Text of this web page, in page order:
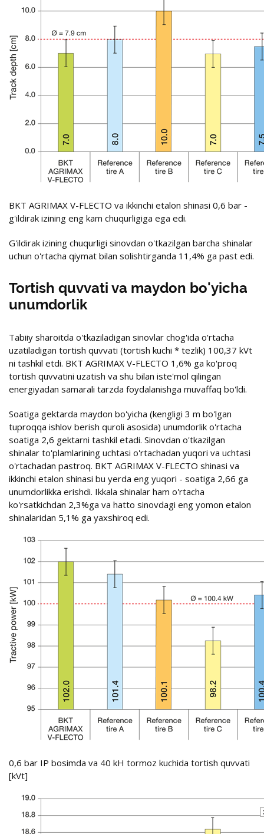
BKT AGRIMAX V-FLECTO va ikkinchi etalon shinasi 0,6 bar -
g'ildirak izining eng kam chuqurligiga ega edi.
G'ildirak izining chuqurligi sinovdan o'tkazilgan barcha shinalar
uchun o'rtacha qiymat bilan solishtirganda 11,4% ga past edi.
Tortish quvvati va maydon bo'yicha
unumdorlik
Tabiiy sharoitda o'tkaziladigan sinovlar chog'ida o'rtacha
uzatiladigan tortish quvvati (tortish kuchi * tezlik) 100,37 kVt
ni tashkil etdi. BKT AGRIMAX V-FLECTO 1,6% ga ko'proq
tortish quvvatini uzatish va shu bilan iste'mol qilingan
energiyadan samarali tarzda foydalanishga muvaffaq bo'ldi.
Soatiga gektarda maydon bo'yicha (kengligi 3 m bo'lgan
tuproqqa ishlov berish quroli asosida) unumdorlik o'rtacha
soatiga 2,6 gektarni tashkil etadi. Sinovdan o'tkazilgan
shinalar to'plamlarining uchtasi o'rtachadan yuqori va uchtasi
o'rtachadan pastroq. BKT AGRIMAX V-FLECTO shinasi va
ikkinchi etalon shinasi bu yerda eng yuqori - soatiga 2,66 ga
unumdorlikka erishdi. Ikkala shinalar ham o'rtacha
ko'rsatkichdan 2,3%ga va hatto sinovdagi eng yomon etalon
shinalaridan 5,1% ga yaxshiroq edi.
0,6 bar IP bosimda va 40 kH tormoz kuchida tortish quvvati
[kVt]